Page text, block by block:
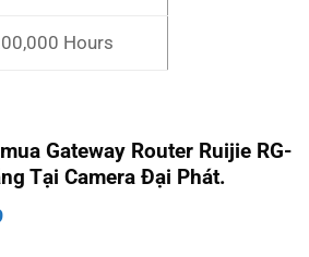
Hours
Gateway Router Ruijie RG-
Tại Camera Đại Phát.